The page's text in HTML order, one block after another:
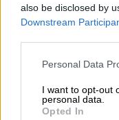
also be disclosed by
Downstream
Please note that this
not limited to your
grant or deny
Personal Data
I want to opt-out
personal data.
Opted In
Τη σκηνοθεσία
Αγαθοκλέους,
Χρήστος
Σμαράγδα